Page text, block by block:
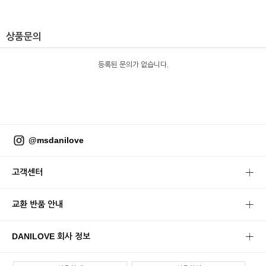
상품문의
등록된 문의가 없습니다.
@msdanilove
고객센터
교환 반품 안내
DANILOVE 회사 정보